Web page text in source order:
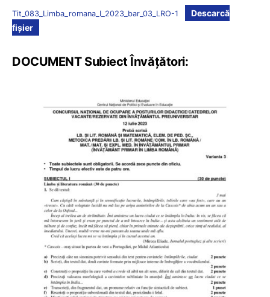
Tit_083_Limba_romana_I_2023_bar_03_LRO-1
Descarcă
fișier
DOCUMENT Subiect Învățători: